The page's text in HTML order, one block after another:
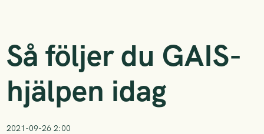
Så följer du GAIS-
hjälpen idag
2021-09-26 2:00